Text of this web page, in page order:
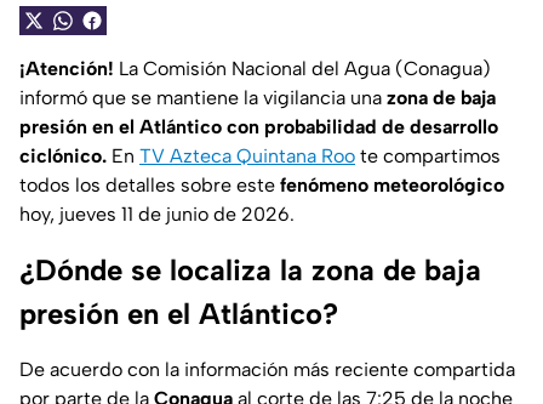
¡Atención! La Comisión Nacional del Agua (Conagua)
informó que se mantiene la vigilancia una zona de baja
presión en el Atlántico con probabilidad de desarrollo
ciclónico. En TV Azteca Quintana Roo te compartimos
todos los detalles sobre este fenómeno meteorológico
hoy, jueves 11 de junio de 2026.
¿Dónde se localiza la zona de baja
presión en el Atlántico?
De acuerdo con la información más reciente compartida
por parte de la Conagua al corte de las 7:25 de la noche